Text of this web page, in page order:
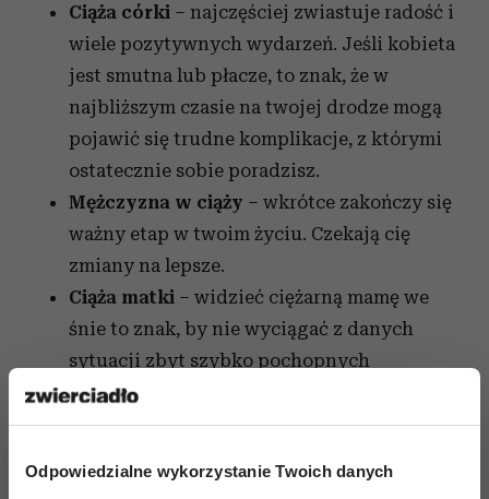
Odpowiedzialne wykorzystanie Twoich danych
Ciąża córki – najczęściej zwiastuje radość i
wiele pozytywnych wydarzeń. Jeśli kobieta
jest smutna lub płacze, to znak, że w
najbliższym czasie na twojej drodze mogą
pojawić się trudne komplikacje, z którymi
ostatecznie sobie poradzisz.
Mężczyzna w ciąży – wkrótce zakończy się
ważny etap w twoim życiu. Czekają cię
zmiany na lepsze.
Ciąża matki – widzieć ciężarną mamę we
śnie to znak, by nie wyciągać z danych
sytuacji zbyt szybko pochopnych
wniosków. Lepiej się wstrzymać i zachować
spokój na jakiś czas.
lub trojaczków we śnie zazwyczaj